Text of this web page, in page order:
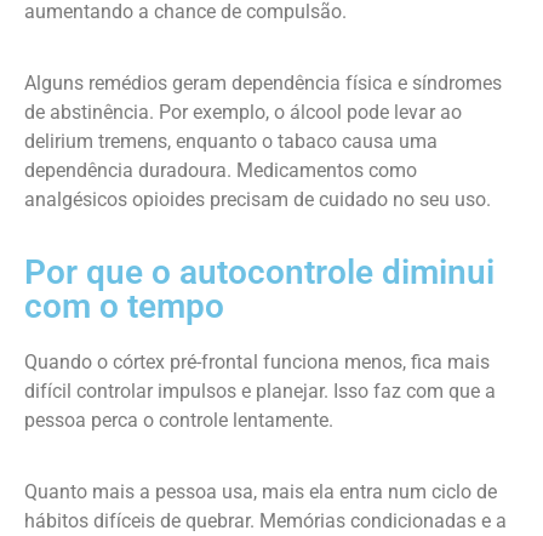
aumentando a chance de compulsão.
Alguns remédios geram dependência física e síndromes
de abstinência. Por exemplo, o álcool pode levar ao
delirium tremens, enquanto o tabaco causa uma
dependência duradoura. Medicamentos como
analgésicos opioides precisam de cuidado no seu uso.
Por que o autocontrole diminui
com o tempo
Quando o córtex pré-frontal funciona menos, fica mais
difícil controlar impulsos e planejar. Isso faz com que a
pessoa perca o controle lentamente.
Quanto mais a pessoa usa, mais ela entra num ciclo de
hábitos difíceis de quebrar. Memórias condicionadas e a